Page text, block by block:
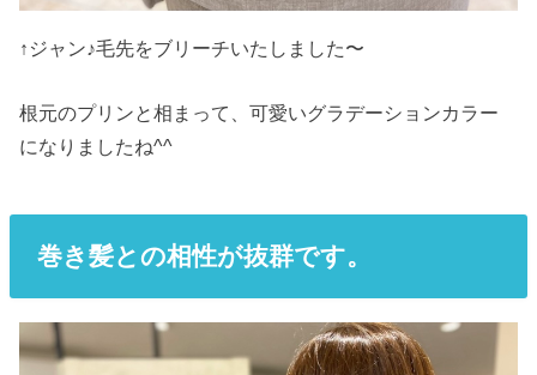
↑ジャン♪毛先をブリーチいたしました〜
根元のプリンと相まって、可愛いグラデーションカラー
になりましたね^^
巻き髪との相性が抜群です。